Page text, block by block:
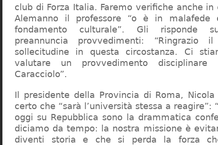
club di Forza Italia. Faremo verifiche anche in
Alemanno il professore “o è in malafede
fondamento culturale”. Gli risponde
preannuncia provvedimenti:
sollecitudine in questa circostanza. Ci
valutare un provvedimento
Caracciolo”.
Il presidente della Provincia di Roma,
certo che “sarà l’università stessa a reagire”:
oggi su Repubblica sono la drammatica
diciamo da tempo: la nostra missione è
diventi storia e che si perda la forza